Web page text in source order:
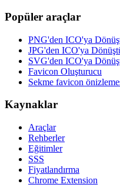
Popüler araçlar
PNG'den ICO'ya
JPG'den ICO'ya
SVG'den ICO'ya
Favicon Oluşturucu
Sekme favicon
Kaynaklar
Araçlar
Rehberler
Eğitimler
SSS
Fiyatlandırma
Chrome Extension